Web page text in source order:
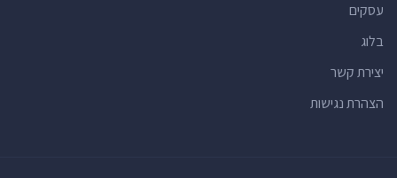
עסקים
בלוג
יצירת קשר
הצהרת נגישות